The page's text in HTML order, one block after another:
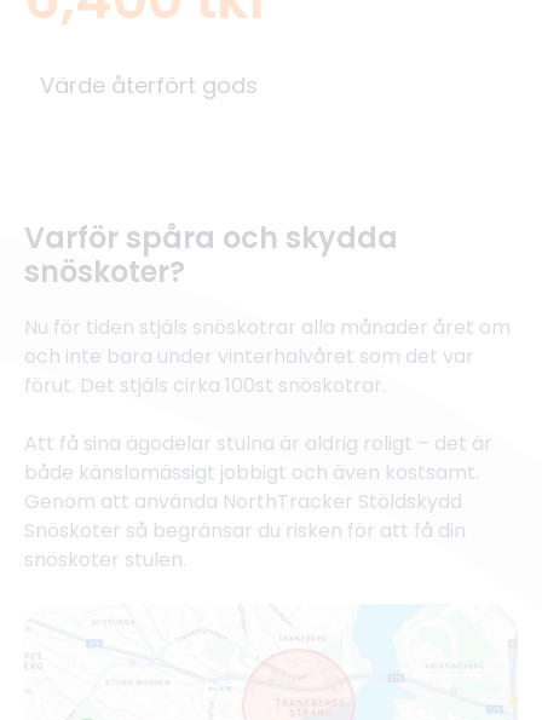
Värde återfört gods
Varför spåra och skydda
snöskoter?
Nu för tiden stjäls snöskotrar alla månader året om
och inte bara under vinterhalvåret som det var
förut. Det stjäls cirka 100st snöskotrar.
Att få sina ägodelar stulna är aldrig roligt – det är
både känslomässigt jobbigt och även kostsamt.
Genom att använda NorthTracker Stöldskydd
Snöskoter så begränsar du risken för att få din
snöskoter stulen.